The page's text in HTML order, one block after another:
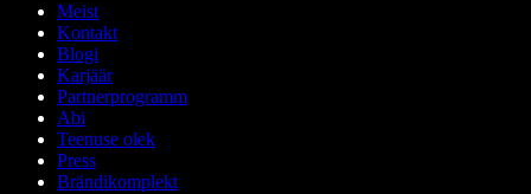
Meist
Kontakt
Blogi
Karjäär
Partnerprogramm
Abi
Teenuse olek
Press
Brändikomplekt